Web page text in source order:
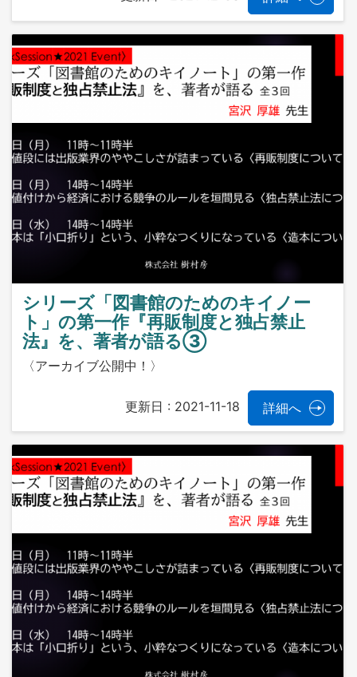
シリーズ「図書館のためのキイノー
ト」の第一作『再販制度と独占禁止
法』を、著者が語る③
〈アーカイブ公開中！〉
更新日 : 2021-11-18 詳細へ